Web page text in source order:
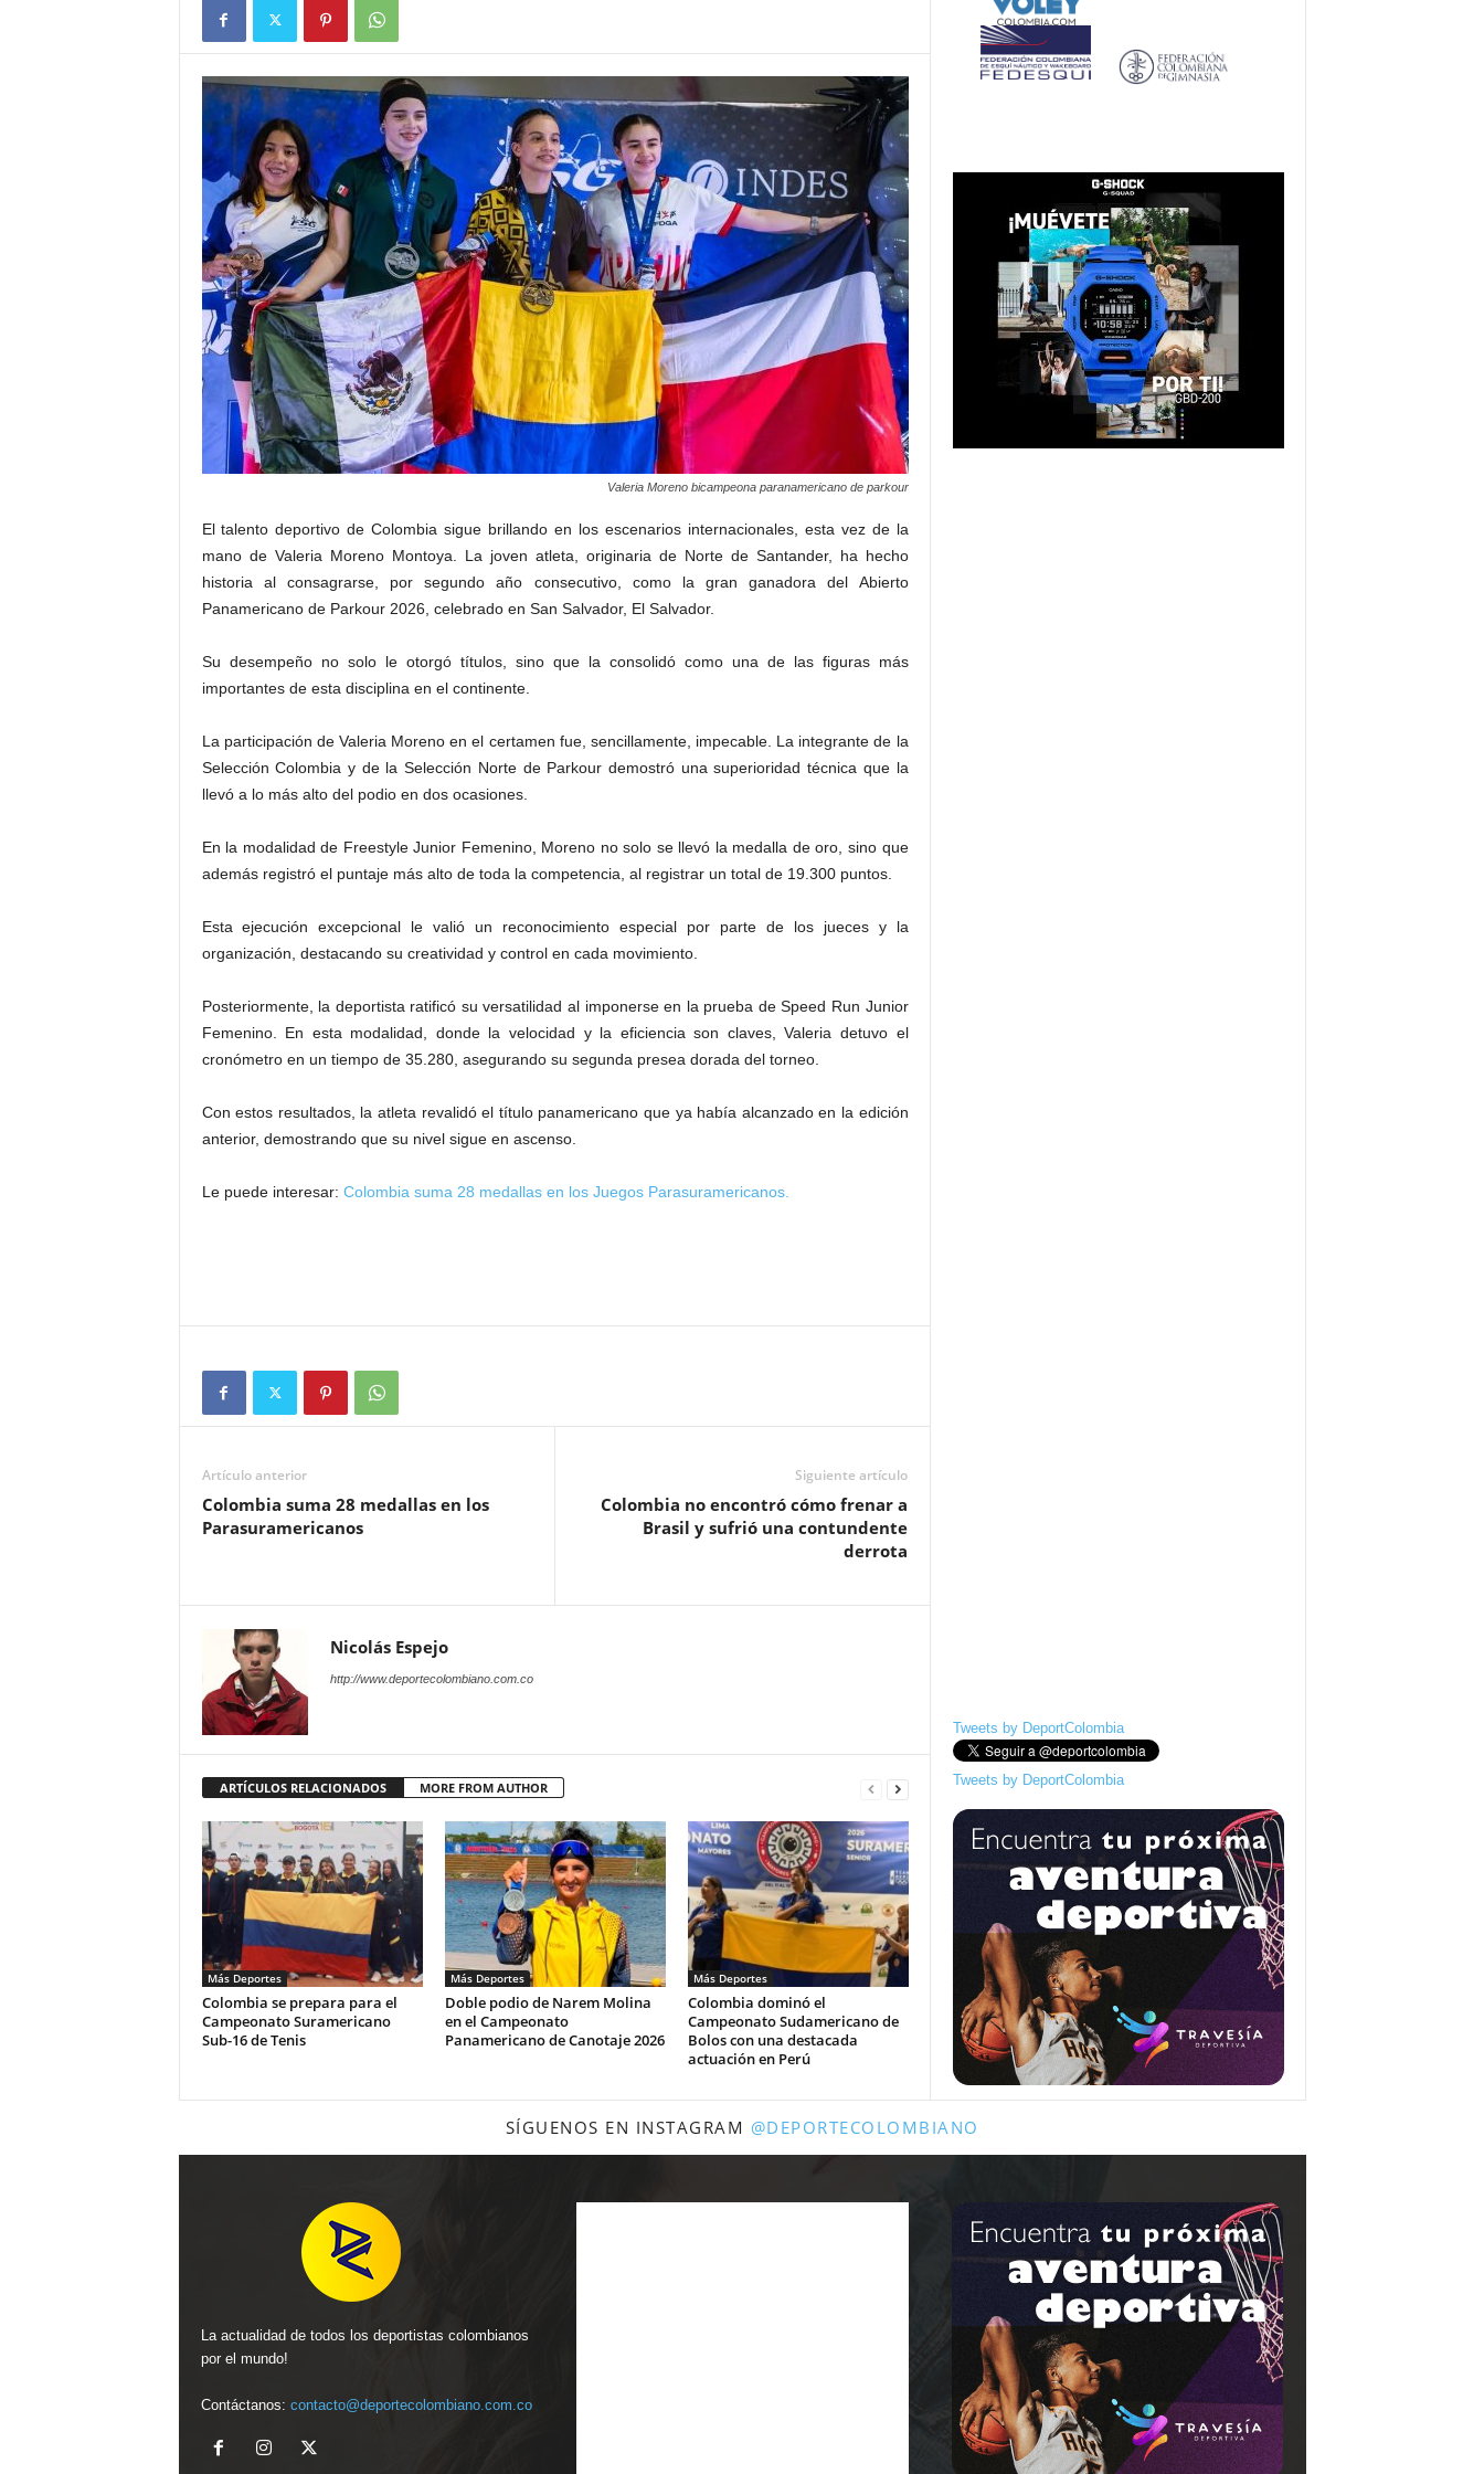
Valeria Moreno bicampeona paranamericano de parkour
El talento deportivo de Colombia sigue brillando en los escenarios internacionales, esta vez de la
mano de Valeria Moreno Montoya. La joven atleta, originaria de Norte de Santander, ha hecho
historia al consagrarse, por segundo año consecutivo, como la gran ganadora del Abierto
Panamericano de Parkour 2026, celebrado en San Salvador, El Salvador.
Su desempeño no solo le otorgó títulos, sino que la consolidó como una de las figuras más
importantes de esta disciplina en el continente.
La participación de Valeria Moreno en el certamen fue, sencillamente, impecable. La integrante de la
Selección Colombia y de la Selección Norte de Parkour demostró una superioridad técnica que la
llevó a lo más alto del podio en dos ocasiones.
En la modalidad de Freestyle Junior Femenino, Moreno no solo se llevó la medalla de oro, sino que
además registró el puntaje más alto de toda la competencia, al registrar un total de 19.300 puntos.
Esta ejecución excepcional le valió un reconocimiento especial por parte de los jueces y la
organización, destacando su creatividad y control en cada movimiento.
Posteriormente, la deportista ratificó su versatilidad al imponerse en la prueba de Speed Run Junior
Femenino. En esta modalidad, donde la velocidad y la eficiencia son claves, Valeria detuvo el
cronómetro en un tiempo de 35.280, asegurando su segunda presea dorada del torneo.
Con estos resultados, la atleta revalidó el título panamericano que ya había alcanzado en la edición
anterior, demostrando que su nivel sigue en ascenso.
Le puede interesar: Colombia suma 28 medallas en los Juegos Parasuramericanos.
Artículo anterior
Colombia suma 28 medallas en los
Parasuramericanos
Siguiente artículo
Colombia no encontró cómo frenar a
Brasil y sufrió una contundente
derrota
Nicolás Espejo
http://www.deportecolombiano.com.co
ARTÍCULOS RELACIONADOS MORE FROM AUTHOR
Más Deportes
Colombia se prepara para el
Campeonato Suramericano
Sub-16 de Tenis
Más Deportes
Doble podio de Narem Molina
en el Campeonato
Panamericano de Canotaje 2026
Más Deportes
Colombia dominó el
Campeonato Sudamericano de
Bolos con una destacada
actuación en Perú
Tweets by DeportColombia
Tweets by DeportColombia
SÍGUENOS EN INSTAGRAM @DEPORTECOLOMBIANO
La actualidad de todos los deportistas colombianos
por el mundo!
Contáctanos: contacto@deportecolombiano.com.co